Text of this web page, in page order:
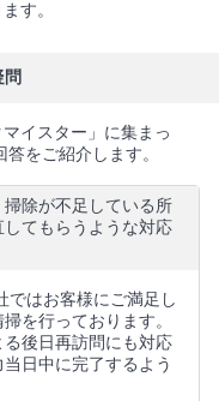
す。
イスター」に集まっ
をご紹介します。
除が不足している所
てもらうような対応
ではお客様にご満足し
を行っております。
後日再訪問にも対応
日中に完了するよう